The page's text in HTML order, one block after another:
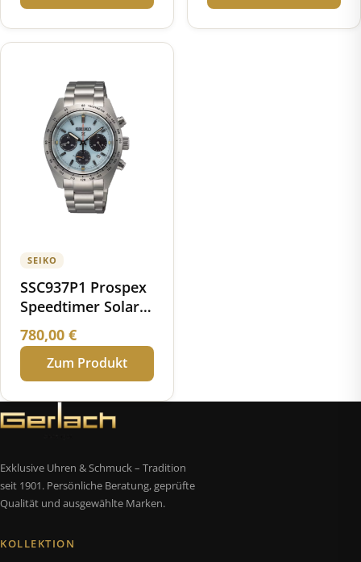
SEIKO
SSC937P1 Prospex
Speedtimer Solar
Chronograph
"European Limited
Edition 2023"
780,00 €
Zum Produkt
Exklusive Uhren & Schmuck – Tradition
seit 1901. Persönliche Beratung, geprüfte
Qualität und ausgewählte Marken.
KOLLEKTION